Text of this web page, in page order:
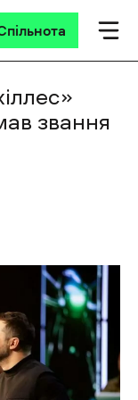
звання